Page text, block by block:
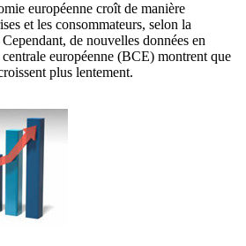
européenne croît de manière
et les consommateurs, selon la
de nouvelles données en
européenne (BCE) montrent que
plus lentement.